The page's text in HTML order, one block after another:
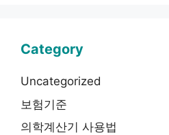
Category
Uncategorized
보험기준
의학계산기 사용법